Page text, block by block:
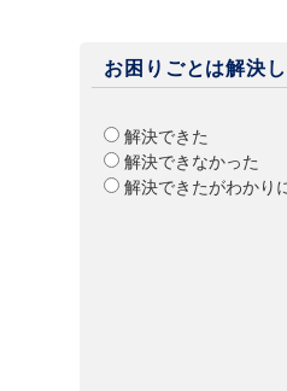
お困りごとは解決
解決できた
解決できなかった
解決できたがわかり